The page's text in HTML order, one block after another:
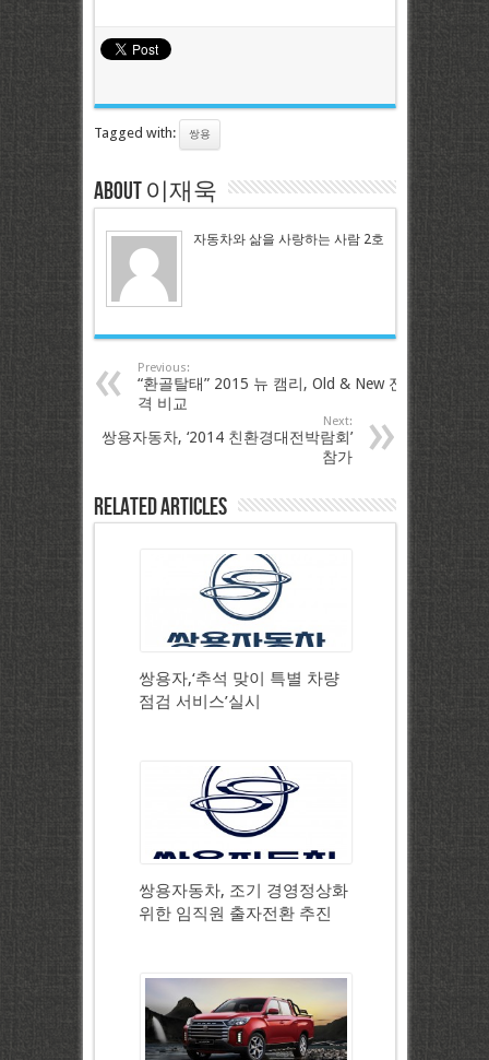
Tagged with: 쌍용
About 이재욱
자동차와 삶을 사랑하는 사람 2호
Previous:
“환골탈태” 2015 뉴 캠리, Old & New 전
격 비교
Next:
쌍용자동차, ‘2014 친환경대전박람회’
참가
Related Articles
쌍용자,‘추석 맞이 특별 차량
점검 서비스’실시
쌍용자동차, 조기 경영정상화
위한 임직원 출자전환 추진